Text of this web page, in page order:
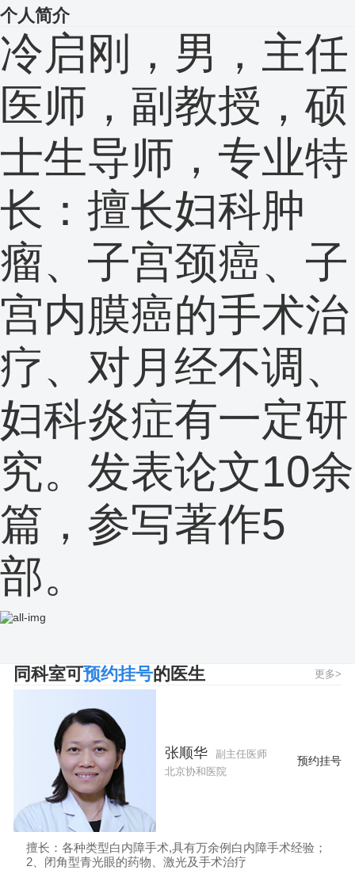
个人简介
冷启刚，男，主任
医师，副教授，硕
士生导师，专业特
长：擅长妇科肿
瘤、子宫颈癌、子
宫内膜癌的手术治
疗、对月经不调、
妇科炎症有一定研
究。发表论文10余
篇，参写著作5
部。
同科室可预约挂号的医生 更多>
张顺华
副主任医师
北京协和医院
预约挂号
擅长：各种类型白内障手术,具有万余例白内障手术经验；
2、闭角型青光眼的药物、激光及手术治疗